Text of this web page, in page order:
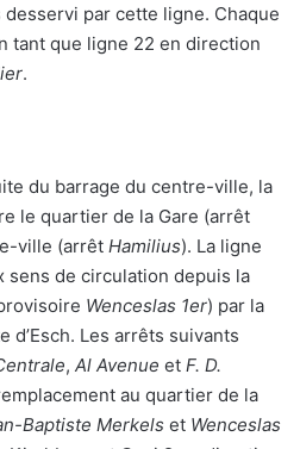
desservi par cette ligne. Chaque
tant que ligne 22 en direction
.
du barrage du centre-ville, la
le quartier de la Gare (arrêt
ville (arrêt Hamilius). La ligne
sens de circulation depuis la
Wenceslas 1er) par la
d’Esch. Les arrêts suivants
, Al Avenue et F. D.
au quartier de la
Baptiste Merkels et Wenceslas